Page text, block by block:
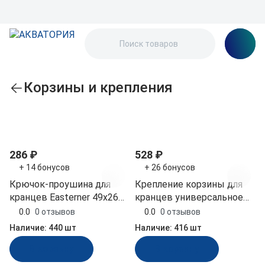
Корзины и крепления
286 ₽
+ 14 бонусов
Крючок-проушина для
кранцев Easterner 49х26
мм нерж сталь (C11575)
0.0 0 отзывов
Наличие: 440 шт
528 ₽
+ 26 бонусов
Крепление корзины для
кранцев универсальное
22, 25, 32 мм (020401T)
0.0 0 отзывов
Наличие: 416 шт